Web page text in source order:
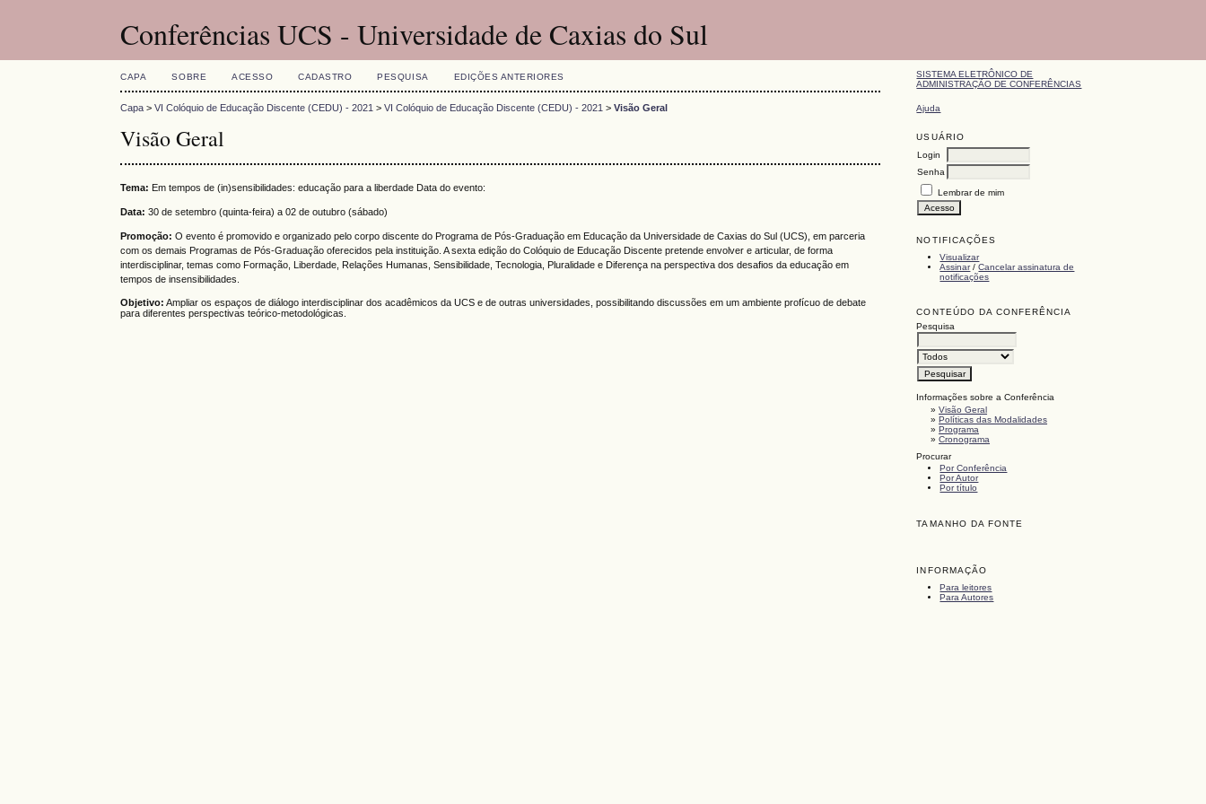
Conferências UCS - Universidade de Caxias do Sul
SISTEMA ELETRÔNICO DE
ADMINISTRAÇÃO DE CONFERÊNCIAS
Ajuda
USUÁRIO
Login
Senha
Lembrar de mim
NOTIFICAÇÕES
Visualizar
Assinar/Cancelar assinatura de
notificações
CONTEÚDO DA CONFERÊNCIA
Pesquisa
Informações sobre a Conferência
»Visão Geral
»Políticas das Modalidades
»Programa
»Cronograma
Procurar
Por Conferência
Por Autor
Por título
TAMANHO DA FONTE
INFORMAÇÃO
Para leitores
Para Autores
CAPA SOBRE ACESSO CADASTRO PESQUISA EDIÇÕES ANTERIORES
Capa >VI Colóquio de Educação Discente (CEDU) - 2021 >VI Colóquio de Educação Discente (CEDU) - 2021 >Visão Geral
Visão Geral
Tema: Em tempos de (in)sensibilidades: educação para a liberdade Data do evento:
Data: 30 de setembro (quinta-feira) a 02 de outubro (sábado)
Promoção: O evento é promovido e organizado pelo corpo discente do Programa de Pós-Graduação em Educação da Universidade de Caxias do Sul (UCS), em parceria
com os demais Programas de Pós-Graduação oferecidos pela instituição. A sexta edição do Colóquio de Educação Discente pretende envolver e articular, de forma
interdisciplinar, temas como Formação, Liberdade, Relações Humanas, Sensibilidade, Tecnologia, Pluralidade e Diferença na perspectiva dos desafios da educação em
tempos de insensibilidades.
Objetivo: Ampliar os espaços de diálogo interdisciplinar dos acadêmicos da UCS e de outras universidades, possibilitando discussões em um ambiente profícuo de debate
para diferentes perspectivas teórico-metodológicas.